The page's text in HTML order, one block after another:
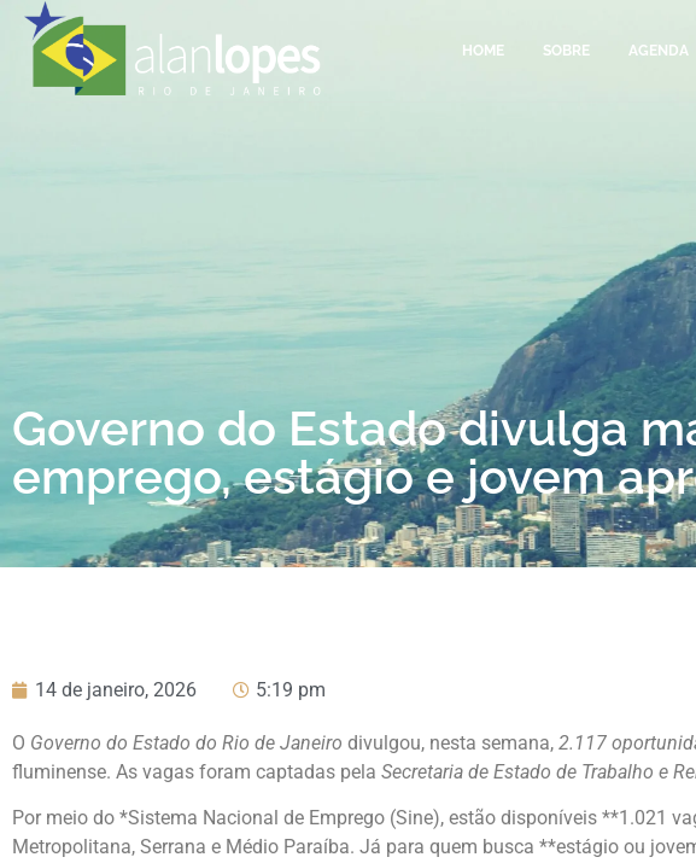
HOME SOBRE AGENDA
Governo do Estado divulga
emprego, estágio e jovem
14 de janeiro, 2026 5:19 pm
O Governo do Estado do Rio de Janeiro divulgou, nesta semana, 2.117
fluminense. As vagas foram captadas pela Secretaria de Estado de Trabalho e
Por meio do *Sistema Nacional de Emprego (Sine), estão disponíveis **1.021
Metropolitana, Serrana e Médio Paraíba. Já para quem busca **estágio ou